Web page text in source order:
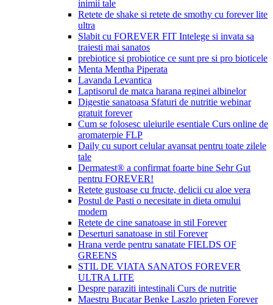
inimii tale
Retete de shake si retete de smothy cu forever lite
ultra
Slabit cu FOREVER FIT Intelege si invata sa
traiesti mai sanatos
prebiotice si probiotice ce sunt pre si pro bioticele
Menta Mentha Piperata
Lavanda Levantica
Laptisorul de matca harana reginei albinelor
Digestie sanatoasa Sfaturi de nutritie webinar
gratuit forever
Cum se folosesc uleiurile esentiale Curs online de
aromaterpie FLP
Daily cu suport celular avansat pentru toate zilele
tale
Dermatest® a confirmat foarte bine Sehr Gut
pentru FOREVER!
Retete gustoase cu fructe, delicii cu aloe vera
Postul de Pasti o necesitate in dieta omului
modern
Retete de cine sanatoase in stil Forever
Deserturi sanatoase in stil Forever
Hrana verde pentru sanatate FIELDS OF
GREENS
STIL DE VIATA SANATOS FOREVER
ULTRA LITE
Despre paraziti intestinali Curs de nutritie
Maestru Bucatar Benke Laszlo prieten Forever